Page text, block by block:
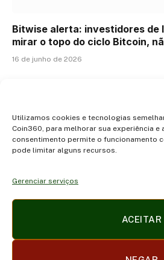
Utilizamos cookies e tecnologias
Coin360, para melhorar sua experiência e
consentimento permite o funcionamento
pode limitar alguns recursos.
Gerenciar serviços
ACEITAR
Bitwise alerta: investidores de
mirar o topo do ciclo Bitcoin,
16 de junho de 2026
(Twitter)